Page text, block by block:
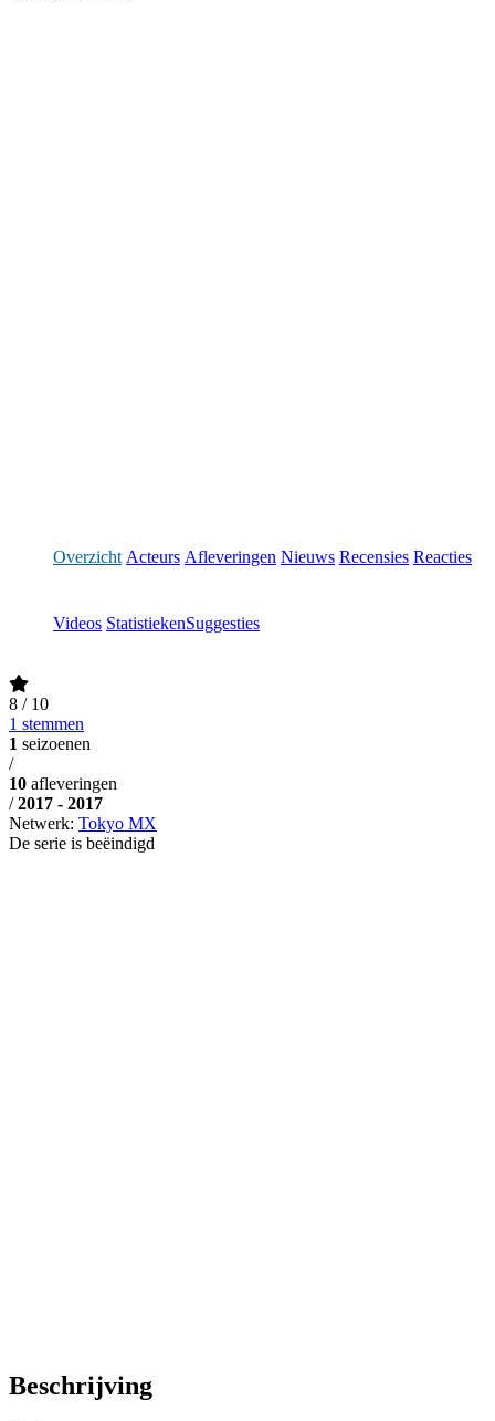
Overzicht Acteurs Afleveringen Nieuws Recensies Reacties
Videos StatistiekenSuggesties
8 / 10
1 stemmen
1 seizoenen
/
10 afleveringen
/ 2017 - 2017
Netwerk: Tokyo MX
De serie is beëindigd
Beschrijving